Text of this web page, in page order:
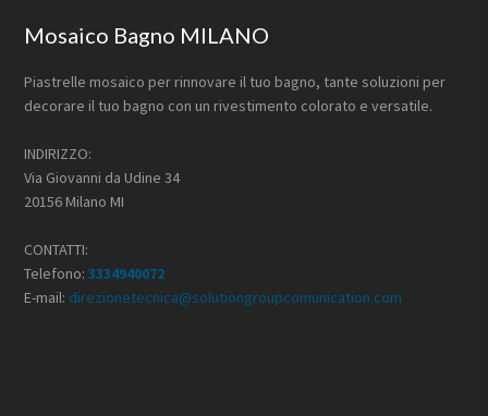
Footer
Mosaico Bagno MILANO
Piastrelle mosaico per rinnovare il tuo bagno, tante soluzioni per
decorare il tuo bagno con un rivestimento colorato e versatile.
INDIRIZZO:
Via Giovanni da Udine 34
20156 Milano MI
CONTATTI:
Telefono:3334940072
E-mail: direzionetecnica@solutiongroupcomunication.com